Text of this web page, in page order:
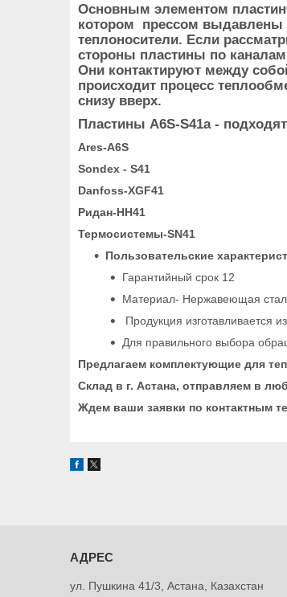
Основным элементом
котором прессом выдавлены
теплоносители. Если
стороны пластины по
Они контактируют между
происходит процесс
снизу вверх.
Пластины А6S-S41a -
Ares-A6S
Sondex - S41
Danfoss-XGF41
Ридан-HH41
Термосистемы-SN41
Пользовательские
Гарантийный срок 12
Материал- Нержавеющая
Продукция изготавливается
Для правильного выбора
Предлагаем комплектующие для
Склад в г. Астана, отправляем в
Ждем ваши заявки по контактным
ул. Пушкина 41/3, Астана, Казахстан